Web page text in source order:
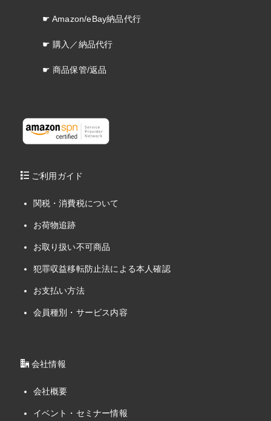
☛ Amazon/eBay納品代行
☛ 購入／納品代行
☛ 商品保管/返品
ご利用ガイド
関税・消費税について
お荷物追跡
お取り扱い不可商品
犯罪収益移転防止法による本人確認
お支払い方法
会員種別・サービス内容
会社情報
会社概要
イベント・セミナー情報